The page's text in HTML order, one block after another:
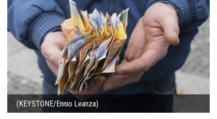
(KEYSTONE/Ennio Leanza)